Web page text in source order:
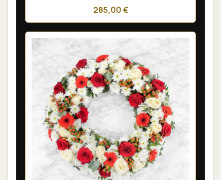
285,00 €